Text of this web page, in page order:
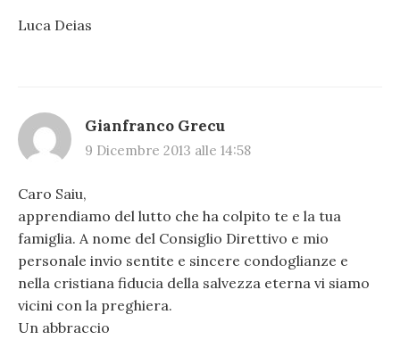
Luca Deias
Gianfranco Grecu
9 Dicembre 2013 alle 14:58
Caro Saiu,
apprendiamo del lutto che ha colpito te e la tua
famiglia. A nome del Consiglio Direttivo e mio
personale invio sentite e sincere condoglianze e
nella cristiana fiducia della salvezza eterna vi siamo
vicini con la preghiera.
Un abbraccio